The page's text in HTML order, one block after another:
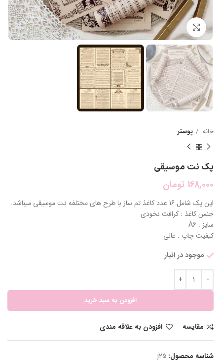
بزرگنمایی تصویر
خانه پوستر
پک نت موسیقی
168,000 تومان
این پک شامل 16 عدد کاغذ تم ساز با طرح های مختلفه نت موسیقی میباشد.
جنس کاغذ : کرافت نخودی
سایز : A6
کیفیت چاپ : عالی
موجود در انبار
افزودن به سبد خرید
مقایسه افزودن به علاقه مندی
شناسه محصول: j25